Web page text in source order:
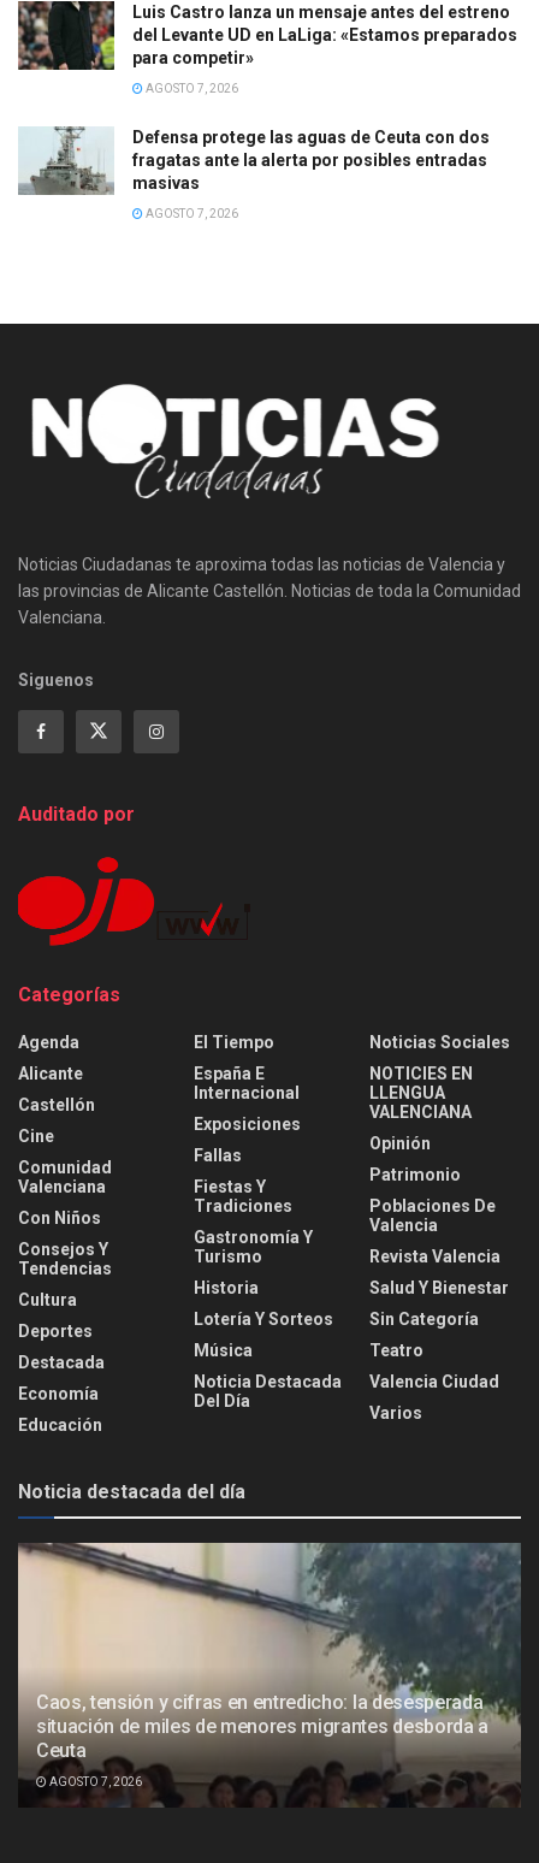
Luis Castro lanza un mensaje antes del estreno
del Levante UD en LaLiga: «Estamos preparados
para competir»
AGOSTO 7, 2026
Defensa protege las aguas de Ceuta con dos
fragatas ante la alerta por posibles entradas
masivas
AGOSTO 7, 2026
Noticias Ciudadanas te aproxima todas las noticias de Valencia y
las provincias de Alicante Castellón. Noticias de toda la Comunidad
Valenciana.
Siguenos
Auditado por
Categorías
Agenda
Alicante
Castellón
Cine
Comunidad
Valenciana
Con Niños
Consejos Y
Tendencias
Cultura
Deportes
Destacada
Economía
Educación
El Tiempo
España E
Internacional
Exposiciones
Fallas
Fiestas Y
Tradiciones
Gastronomía Y
Turismo
Historia
Lotería Y Sorteos
Música
Noticia Destacada
Del Día
Noticias Sociales
NOTICIES EN
LLENGUA
VALENCIANA
Opinión
Patrimonio
Poblaciones De
Valencia
Revista Valencia
Salud Y Bienestar
Sin Categoría
Teatro
Valencia Ciudad
Varios
Noticia destacada del día
Caos, tensión y cifras en entredicho: la desesperada
situación de miles de menores migrantes desborda a
Ceuta
AGOSTO 7, 2026